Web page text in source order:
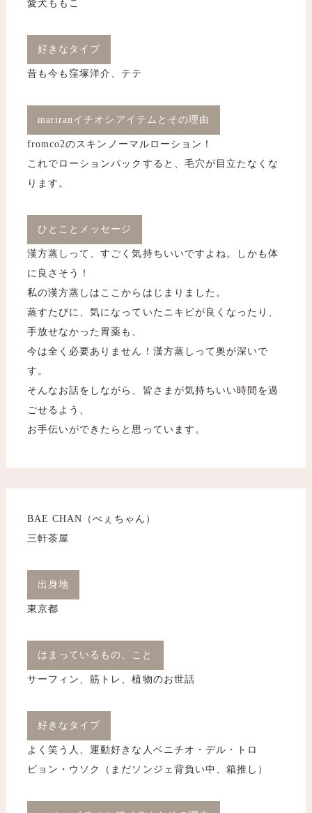
愛犬ももこ
好きなタイプ
昔も今も窪塚洋介、テテ
mariranイチオシアイテムとその理由
fromco2のスキンノーマルローション！
これでローションパックすると、毛穴が目立たなくな
ります。
ひとことメッセージ
漢方蒸しって、すごく気持ちいいですよね。しかも体
に良さそう！
私の漢方蒸しはここからはじまりました。
蒸すたびに、気になっていたニキビが良くなったり、
手放せなかった胃薬も、
今は全く必要ありません！漢方蒸しって奥が深いで
す。
そんなお話をしながら、皆さまが気持ちいい時間を過
ごせるよう、
お手伝いができたらと思っています。
BAE CHAN（べぇちゃん）
三軒茶屋
出身地
東京都
はまっているもの、こと
サーフィン、筋トレ、植物のお世話
好きなタイプ
よく笑う人、運動好きな人ベニチオ・デル・トロ
ピョン・ウソク（まだソンジェ背負い中、箱推し）